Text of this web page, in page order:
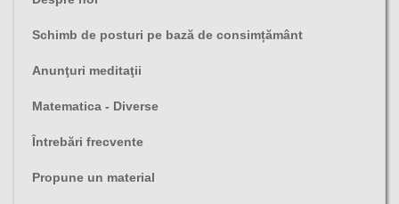
Schimb de posturi pe bază de consimțământ
Anunţuri meditaţii
Matematica - Diverse
Întrebări frecvente
Propune un material